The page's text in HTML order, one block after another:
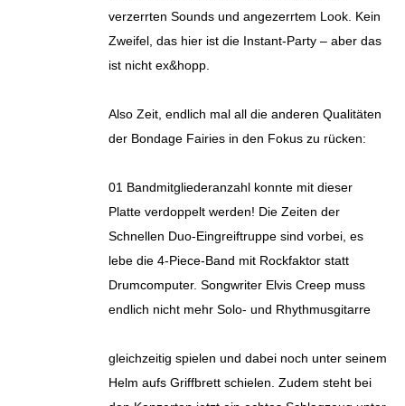
verzerrten Sounds und angezerrtem Look. Kein
Zweifel, das hier ist die Instant-Party – aber das
ist nicht ex&hopp.
Also Zeit, endlich mal all die anderen Qualitäten
der Bondage Fairies in den Fokus zu rücken:
01 Bandmitgliederanzahl konnte mit dieser
Platte verdoppelt werden! Die Zeiten der
Schnellen Duo-Eingreiftruppe sind vorbei, es
lebe die 4-Piece-Band mit Rockfaktor statt
Drumcomputer. Songwriter Elvis Creep muss
endlich nicht mehr Solo- und Rhythmusgitarre
gleichzeitig spielen und dabei noch unter seinem
Helm aufs Griffbrett schielen. Zudem steht bei